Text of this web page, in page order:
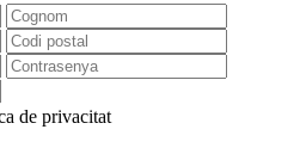
de privacitat